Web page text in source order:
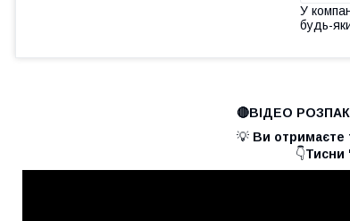
У
будь-
🔴ВІДЕО
💡 Ви отримаєте
👇Тисни